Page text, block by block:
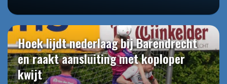
Hoek lijdt nederlaag bij Barendrecht
en raakt aansluiting met koploper
kwijt